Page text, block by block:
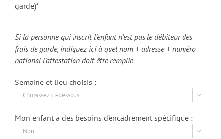
garde)*
Si la personne qui inscrit l’enfant n’est pas le débiteur des
frais de garde, indiquez ici à quel nom + adresse + numéro
national l’attestation doit être remplie
Semaine et lieu choisis :

Mon enfant a des besoins d’encadrement spécifique :
